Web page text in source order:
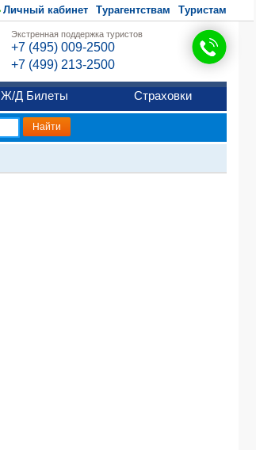
Личный кабинет Турагентствам Туристам
Экстренная поддержка туристов
+7 (495) 009-2500
+7 (499) 213-2500
Ж/Д Билеты Страховки